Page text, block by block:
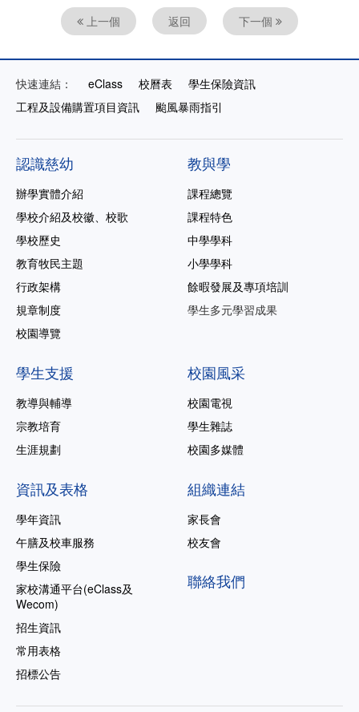
上一個 返回 下一個
快速連結： eClass 校曆表
學生保險資訊
工程及設備購置項目資訊
颱風暴雨指引
認識慈幼
辦學實體介紹
學校介紹及校徽、校歌
學校歷史
教育牧民主題
行政架構
規章制度
校園導覽
教與學
課程總覽
課程特色
中學學科
小學學科
餘暇發展及專項培訓
學生多元學習成果
學生支援
教導與輔導
宗教培育
生涯規劃
校園風采
校園電視
學生雜誌
校園多媒體
資訊及表格
學年資訊
午膳及校車服務
學生保險
家校溝通平台(eClass及
Wecom)
招生資訊
常用表格
招標公告
組織連結
家長會
校友會
聯絡我們